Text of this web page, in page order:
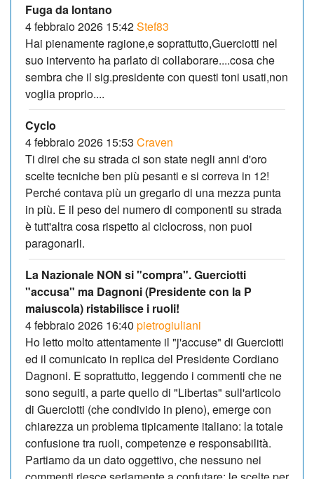
Fuga da lontano
4 febbraio 2026 15:42Stef83
Hai pienamente ragione,e soprattutto,Guerciotti nel
suo intervento ha parlato di collaborare....cosa che
sembra che il sig.presidente con questi toni usati,non
voglia proprio....
Cyclo
4 febbraio 2026 15:53 Craven
Ti direi che su strada ci son state negli anni d'oro
scelte tecniche ben più pesanti e si correva in 12!
Perché contava più un gregario di una mezza punta
in più. E il peso del numero di componenti su strada
è tutt'altra cosa rispetto al ciclocross, non puoi
paragonarli.
La Nazionale NON si "compra". Guerciotti
"accusa" ma Dagnoni (Presidente con la P
maiuscola) ristabilisce i ruoli!
4 febbraio 2026 16:40 pietrogiuliani
Ho letto molto attentamente il "j'accuse" di Guerciotti
ed il comunicato in replica del Presidente Cordiano
Dagnoni. E soprattutto, leggendo i commenti che ne
sono seguiti, a parte quello di "Libertas" sull'articolo
di Guerciotti (che condivido in pieno), emerge con
chiarezza un problema tipicamente italiano: la totale
confusione tra ruoli, competenze e responsabilità.
Partiamo da un dato oggettivo, che nessuno nei